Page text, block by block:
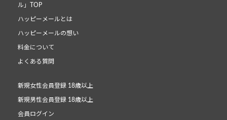
ル」TOP
ハッピーメールとは
ハッピーメールの想い
料金について
よくある質問
新規女性会員登録 18歳以上
新規男性会員登録 18歳以上
会員ログイン